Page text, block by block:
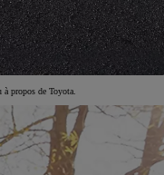
à propos de Toyota.